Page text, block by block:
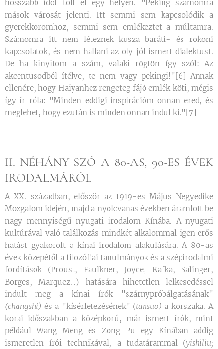
hosszabb időt tölt el egy helyen. "Peking számomra
mások városát jelenti. Itt semmi sem kapcsolódik a
gyerekkoromhoz, semmi sem emlékeztet a múltamra.
Számomra itt nem léteznek kusza baráti- és rokoni
kapcsolatok, és nem hallani az oly jól ismert dialektust.
De ha kinyitom a szám, valaki rögtön így szól: Az
akcentusodból ítélve, te nem vagy pekingi!"[6] Annak
ellenére, hogy Haiyanhez rengeteg fájó emlék köti, mégis
így ír róla: "Minden eddigi inspirációm onnan ered, és
meglehet, hogy ezután is minden onnan indul ki."[7]
II. NÉHÁNY SZÓ A 80-AS, 90-ES ÉVEK
IRODALMÁRÓL
A XX. században, először az 1919-es Május Negyedike
Mozgalom idején, majd a nyolcvanas években áramlott be
nagy mennyiségű nyugati irodalom Kínába. A nyugati
kultúrával való találkozás mindkét alkalommal igen erős
hatást gyakorolt a kínai irodalom alakulására. A 80-as
évek közepétől a filozófiai tanulmányok és a szépirodalmi
fordítások (Proust, Faulkner, Joyce, Kafka, Salinger,
Borges, Marquez...) hatására hihetetlen lelkesedéssel
indult meg a kínai írók "szárnypróbálgatásának"
(changshi) és a "kísérletezésének" (tansuo) a korszaka. A
korai időszakban a középkorú, már ismert írók, mint
például Wang Meng és Zong Pu egy Kínában addig
ismeretlen írói technikával, a tudatárammal (yishiliu;